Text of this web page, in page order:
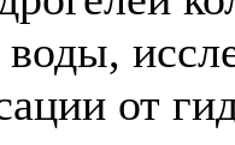
от